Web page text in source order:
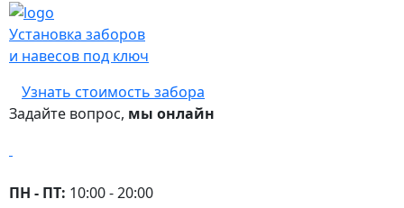
Установка заборов
и навесов под ключ
Узнать стоимость забора
Задайте вопрос, мы онлайн
ПН - ПТ: 10:00 - 20:00